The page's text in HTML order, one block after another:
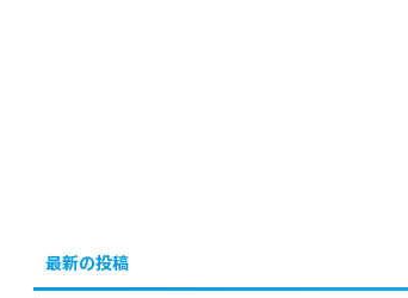
最新の投稿